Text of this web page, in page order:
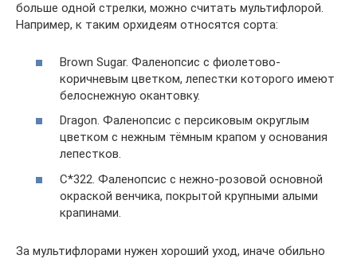
больше одной стрелки, можно считать мультифлорой.
Например, к таким орхидеям относятся сорта:
Brown Sugar. Фаленопсис с фиолетово-
коричневым цветком, лепестки которого имеют
белоснежную окантовку.
Dragon. Фаленопсис с персиковым округлым
цветком с нежным тёмным крапом у основания
лепестков.
С*322. Фаленопсис с нежно-розовой основной
окраской венчика, покрытой крупными алыми
крапинами.
За мультифлорами нужен хороший уход, иначе обильно